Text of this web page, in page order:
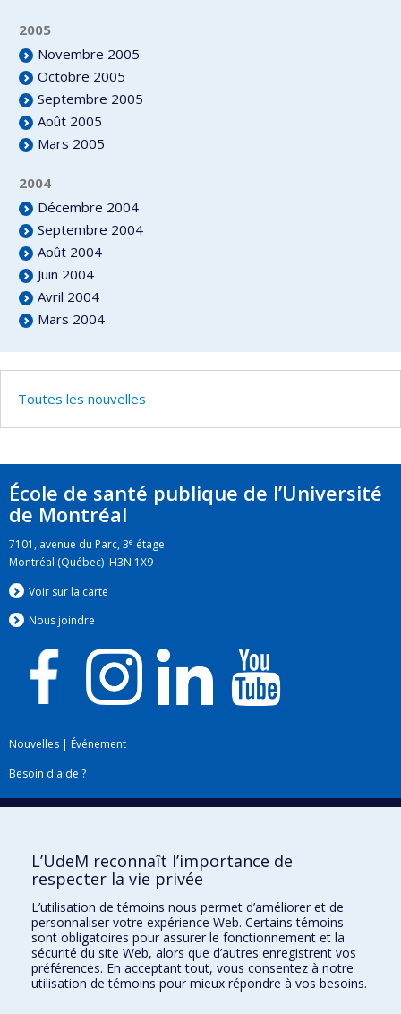
2005
Novembre 2005
Octobre 2005
Septembre 2005
Août 2005
Mars 2005
2004
Décembre 2004
Septembre 2004
Août 2004
Juin 2004
Avril 2004
Mars 2004
Toutes les nouvelles
École de santé publique de l’Université
de Montréal
7101, avenue du Parc, 3e étage
Montréal (Québec) H3N 1X9
Voir sur la carte
Nous joindre
Nouvelles | Événement
Besoin d'aide ?
Plan du site|Accessibilité
Téléchargez les logos de l'ESPUM
L’UdeM reconnaît l’importance de
respecter la vie privée
L’utilisation de témoins nous permet d’améliorer et de
personnaliser votre expérience Web. Certains témoins
sont obligatoires pour assurer le fonctionnement et la
sécurité du site Web, alors que d’autres enregistrent vos
préférences. En acceptant tout, vous consentez à notre
utilisation de témoins pour mieux répondre à vos besoins.